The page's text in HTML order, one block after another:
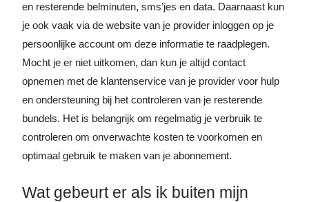
en resterende belminuten, sms’jes en data. Daarnaast kun
je ook vaak via de website van je provider inloggen op je
persoonlijke account om deze informatie te raadplegen.
Mocht je er niet uitkomen, dan kun je altijd contact
opnemen met de klantenservice van je provider voor hulp
en ondersteuning bij het controleren van je resterende
bundels. Het is belangrijk om regelmatig je verbruik te
controleren om onverwachte kosten te voorkomen en
optimaal gebruik te maken van je abonnement.
Wat gebeurt er als ik buiten mijn